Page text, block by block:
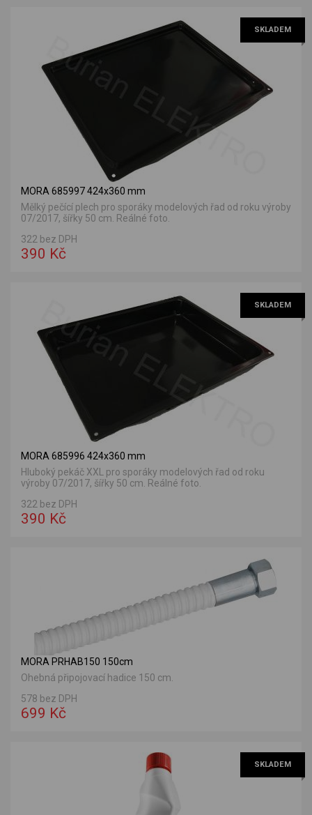
SKLADEM
MORA 685997 424x360 mm
Mělký pečící plech pro sporáky modelových řad od roku výroby
07/2017, šířky 50 cm. Reálné foto.
322 bez DPH
390 Kč
SKLADEM
MORA 685996 424x360 mm
Hluboký pekáč XXL pro sporáky modelových řad od roku
výroby 07/2017, šířky 50 cm. Reálné foto.
322 bez DPH
390 Kč
MORA PRHAB150 150cm
Ohebná připojovací hadice 150 cm.
578 bez DPH
699 Kč
SKLADEM